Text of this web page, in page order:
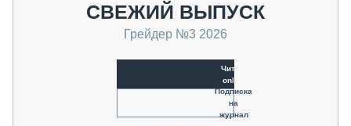
СВЕЖИЙ ВЫПУСК
Грейдер №3 2026
Читать
online
Подписка
на
журнал